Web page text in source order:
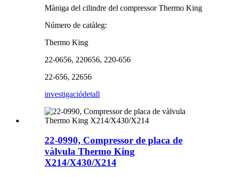
Màniga del cilindre del compressor Thermo King
Número de catàleg:
Thermo King
22-0656, 220656, 220-656
22-656, 22656
investigaciódetall
22-0990, Compressor de placa de
vàlvula Thermo King
X214/X430/X214